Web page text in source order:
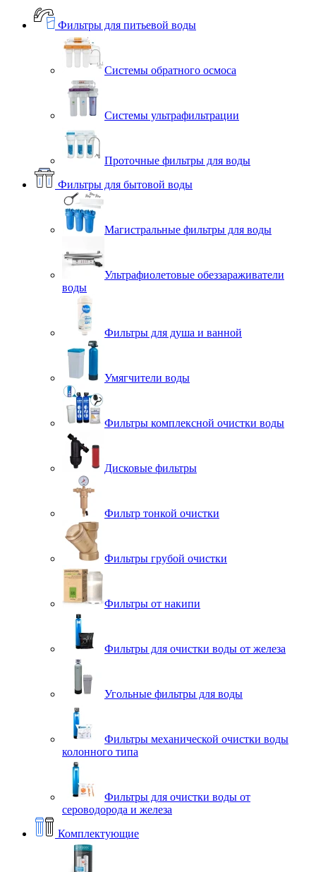
Фильтры для питьевой воды
Системы обратного осмоса
Системы ультрафильтрации
Проточные фильтры для воды
Фильтры для бытовой воды
Магистральные фильтры для воды
Ультрафиолетовые обеззараживатели
воды
Фильтры для душа и ванной
Умягчители воды
Фильтры комплексной очистки воды
Дисковые фильтры
Фильтр тонкой очистки
Фильтры грубой очистки
Фильтры от накипи
Фильтры для очистки воды от железа
Угольные фильтры для воды
Фильтры механической очистки воды
колонного типа
Фильтры для очистки воды от
сероводорода и железа
Комплектующие